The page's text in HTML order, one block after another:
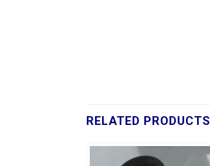
RELATED PRODUCTS